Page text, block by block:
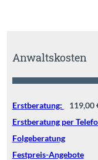
Anwaltskosten
Erstberatung:
119,00
Erstberatung per
Folgeberatung
Festpreis-Angebote